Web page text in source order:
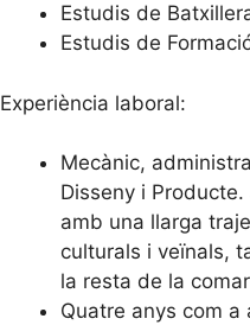
Estudis de
Estudis de
Experiència laboral:
Mecànic,
Disseny i
amb una llarga
culturals i veïnals,
la resta de la
Quatre anys com a